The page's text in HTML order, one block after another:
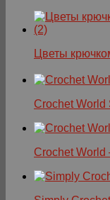
Цветы
Crochet
Crochet